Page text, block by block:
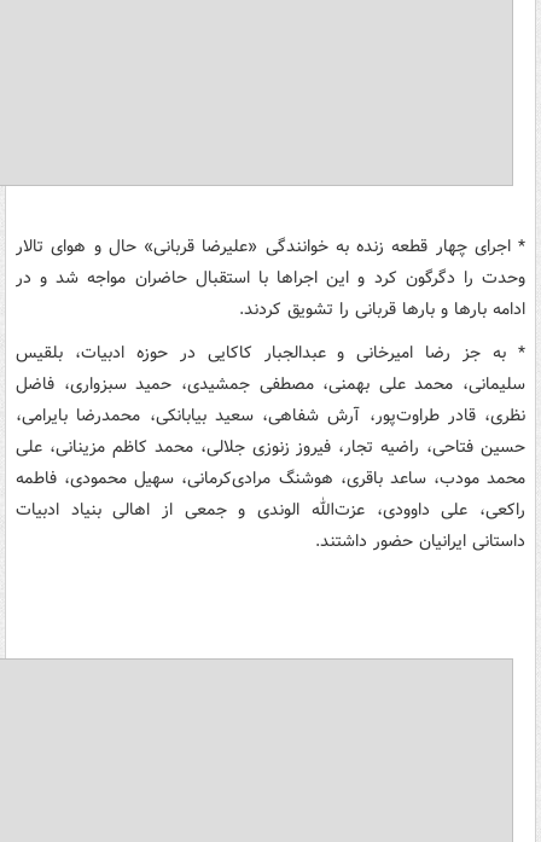
* اجرای چهار قطعه زنده به خوانندگی «علیرضا قربانی» حال و هوای تالار
وحدت را دگرگون کرد و این اجراها با استقبال حاضران مواجه شد و در
ادامه بارها و بارها قربانی را تشویق کردند.
* به جز رضا امیرخانی و عبدالجبار کاکایی در حوزه ادبیات، بلقیس
سلیمانی، محمد علی بهمنی، مصطفی جمشیدی، حمید سبزواری، فاضل
نظری، قادر طراوت‌پور، آرش شفاهی، سعید بیابانکی، محمدرضا بایرامی،
حسین فتاحی، راضیه تجار، فیروز زنوزی جلالی، محمد کاظم مزینانی، علی
محمد مودب، ساعد باقری، هوشنگ مرادی‌کرمانی، سهیل محمودی، فاطمه
راکعی، علی داوودی، عزت‌الله الوندی و جمعی از اهالی بنیاد ادبیات
داستانی ایرانیان حضور داشتند.